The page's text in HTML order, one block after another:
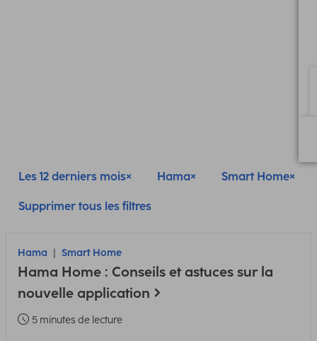
Les 12 derniers mois Hama Smart Home
Supprimer tous les filtres
Hama Smart Home
Hama Home : Conseils et astuces sur la
nouvelle application
5 minutes de lecture